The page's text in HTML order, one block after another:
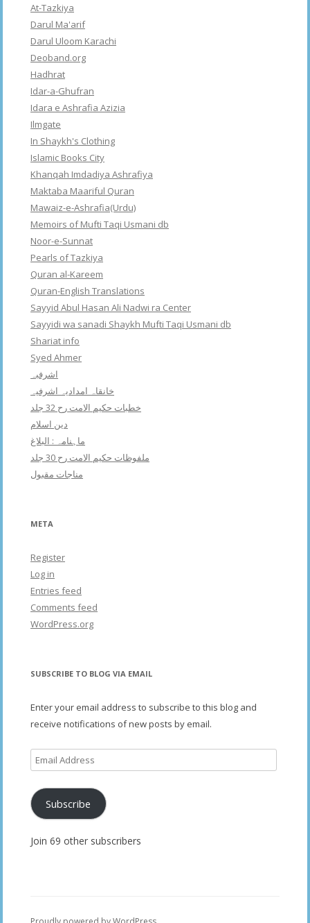
At-Tazkiya
Darul Ma'arif
Darul Uloom Karachi
Deoband.org
Hadhrat
Idar-a-Ghufran
Idara e Ashrafia Azizia
Ilmgate
In Shaykh's Clothing
Islamic Books City
Khanqah Imdadiya Ashrafiya
Maktaba Maariful Quran
Mawaiz-e-Ashrafia(Urdu)
Memoirs of Mufti Taqi Usmani db
Noor-e-Sunnat
Pearls of Tazkiya
Quran al-Kareem
Quran-English Translations
Sayyid Abul Hasan Ali Nadwi ra Center
Sayyidi wa sanadi Shaykh Mufti Taqi Usmani db
Shariat info
Syed Ahmer
اشرفبہ
خانقاہ امدادیہ اشرفیہ
خطبات حکیم الامت رح 32 جلد
دین اسلام
ماہنامہ : البلاغ
ملفوظات حکیم الامت رح 30 جلد
مناجات مقبول
META
Register
Log in
Entries feed
Comments feed
WordPress.org
SUBSCRIBE TO BLOG VIA EMAIL
Enter your email address to subscribe to this blog and
receive notifications of new posts by email.
Email
Address
Subscribe
Join 69 other subscribers